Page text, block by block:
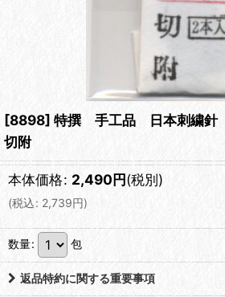
[8898] 特撰 手工品 日本刺繍
切附
本体価格: 2,490円(税別)
(税込: 2,739円)
数量: 包
返品特約に関する重要事項